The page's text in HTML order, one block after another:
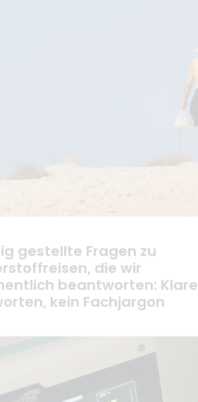
gestellte Fragen zu
die wir
beantworten: Klare
kein Fachjargon